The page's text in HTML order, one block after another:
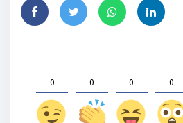
0 0 0 0